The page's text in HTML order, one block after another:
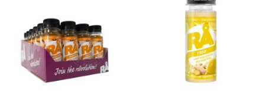
Våra shots är även lätta att ha med sig för dig som är på
språng, som en energikick eller ett tillskott till
mellanmålet. Med innehåll som ingefära och citron får du
en rejäl hälsoshot i den lilla flaskan. Du kan antingen
köpa flaskor styckvis eller i storpack med 25 flaskor per